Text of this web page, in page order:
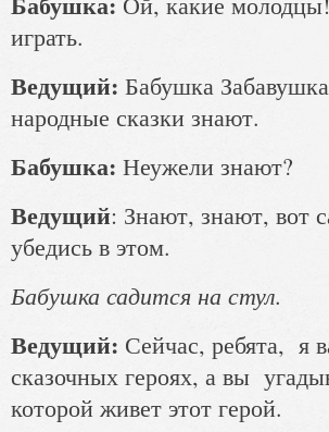
играть.
Ведущий: Бабушка
народные сказки знают.
Бабушка: Неужели знают?
Ведущий: Знают, знают, вот
убедись в этом.
Бабушка садится на стул.
Ведущий: Сейчас, ребята, я
сказочных героях, а вы
которой живет этот герой.